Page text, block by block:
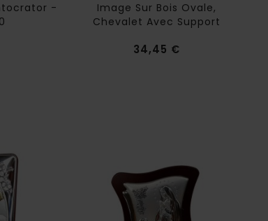
-
Image Sur Bois Ovale,
Chevalet Avec Support
34,45 €Prix